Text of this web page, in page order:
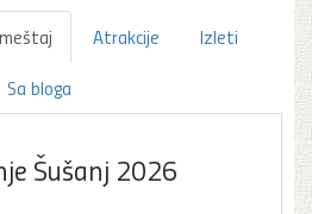
Atrakcije
Izleti
Sa bloga
Šušanj 2026